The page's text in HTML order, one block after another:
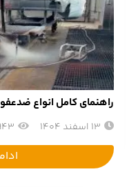
راهنمای کامل انواع
13 اسفند 1404